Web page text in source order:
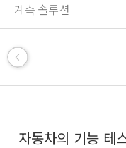
계측 솔루션
자동차의 기능 테